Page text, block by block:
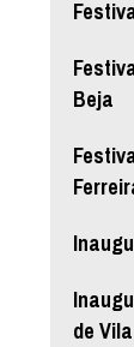
Beja
de